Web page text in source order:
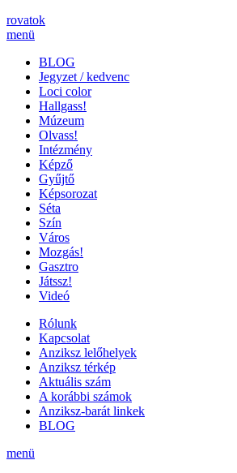
rovatok
menü
BLOG
Jegyzet / kedvenc
Loci color
Hallgass!
Múzeum
Olvass!
Intézmény
Képző
Gyűjtő
Képsorozat
Séta
Szín
Város
Mozgás!
Gasztro
Játssz!
Videó
Rólunk
Kapcsolat
Anziksz lelőhelyek
Anziksz térkép
Aktuális szám
A korábbi számok
Anziksz-barát linkek
BLOG
menü